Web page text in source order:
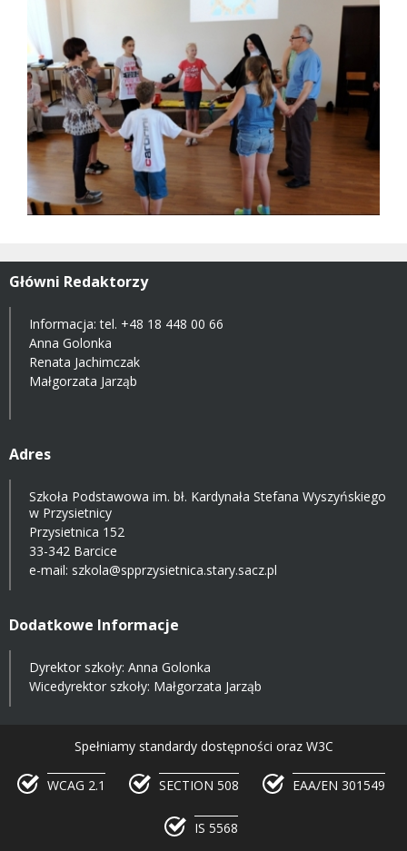
Główni Redaktorzy
Informacja: tel. +48 18 448 00 66
Anna Golonka
Renata Jachimczak
Małgorzata Jarząb
Adres
Szkoła Podstawowa im. bł. Kardynała Stefana Wyszyńskiego
w Przysietnicy
Przysietnica 152
33-342 Barcice
e-mail: szkola@spprzysietnica.stary.sacz.pl
Dodatkowe Informacje
Dyrektor szkoły: Anna Golonka
Wicedyrektor szkoły: Małgorzata Jarząb
Spełniamy standardy dostępności oraz W3C
WCAG 2.1 SECTION 508 EAA/EN 301549
IS 5568